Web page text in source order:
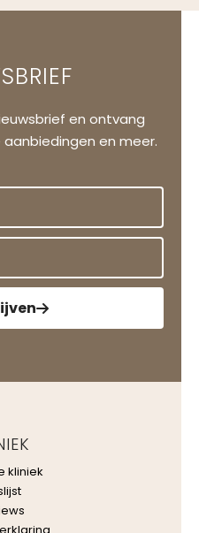
en ontvang
en meer.
kliniek